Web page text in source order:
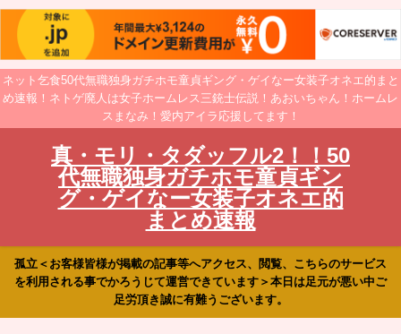
ネット乞食50代無職独身ガチホモ童貞ギング・ゲイなー女装子オネエ的まと
め速報！ネトゲ廃人は女子ホームレス三銃士伝説！あおいちゃん！ホームレ
スまなみ！愛内アイラ応援してます！
真・モリ・タダッフル2！！50
代無職独身ガチホモ童貞ギン
グ・ゲイなー女装子オネエ的
まとめ速報
孤立＜お客様皆様が掲載の記事等へアクセス、閲覧、こちらのサービス
を利用される事でかろうじて運営できています＞本日は足元が悪い中ご
足労頂き誠に有難うございます。